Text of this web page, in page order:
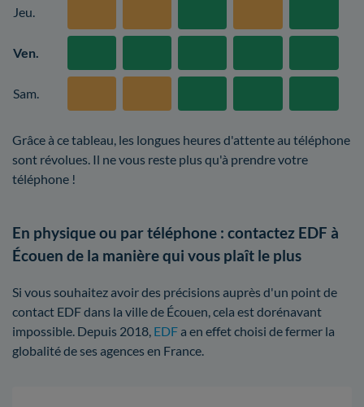
Jeu.
Ven.
Sam.
Grâce à ce tableau, les longues heures d'attente au téléphone
sont révolues. Il ne vous reste plus qu'à prendre votre
téléphone !
En physique ou par téléphone : contactez EDF à
Écouen de la manière qui vous plaît le plus
Si vous souhaitez avoir des précisions auprès d'un point de
contact EDF dans la ville de Écouen, cela est dorénavant
impossible. Depuis 2018, EDFa en effet choisi de fermer la
globalité de ses agences en France.